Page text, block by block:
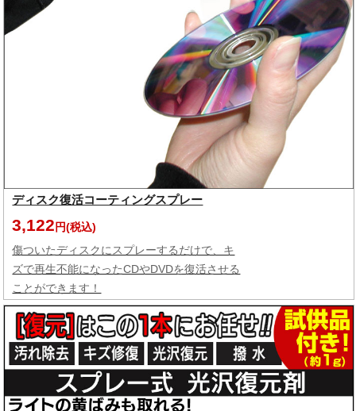
ディスク復活コーティングスプレー
3,122円(税込)
傷ついたディスクにスプレーするだけで、キ
ズで再生不能になったCDやDVDを復活させる
ことができます！